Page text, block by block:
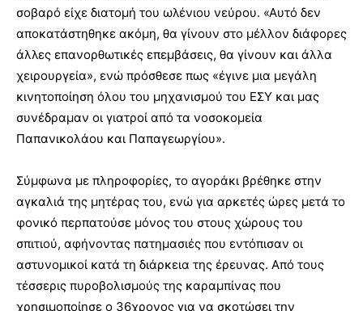
σοβαρό είχε διατομή του ωλένιου νεύρου. «Αυτό δεν
αποκατάστηθηκε ακόμη, θα γίνουν στο μέλλον διάφορες
άλλες επανορθωτικές επεμβάσεις, θα γίνουν και άλλα
χειρουργεία», ενώ πρόσθεσε πως «έγινε μια μεγάλη
κινητοποίηση όλου του μηχανισμού του ΕΣΥ και μας
συνέδραμαν οι γιατροί από τα νοσοκομεία
Παπανικολάου και Παπαγεωργίου».
Σύμφωνα με πληροφορίες, το αγοράκι βρέθηκε στην
αγκαλιά της μητέρας του, ενώ για αρκετές ώρες μετά το
φονικό περπατούσε μόνος του στους χώρους του
σπιτιού, αφήνοντας πατημασιές που εντόπισαν οι
αστυνομικοί κατά τη διάρκεια της έρευνας. Από τους
τέσσερις πυροβολισμούς της καραμπίνας που
χρησιμοποίησε ο 36χρονος για να σκοτώσει την